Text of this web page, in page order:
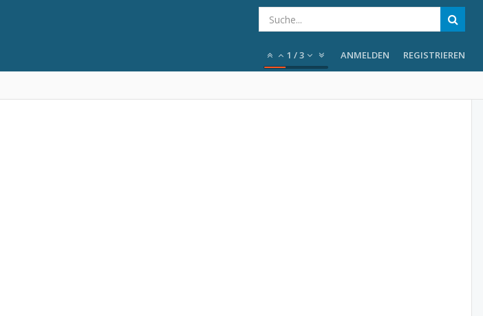
1 /3 ANMELDEN REGISTRIEREN